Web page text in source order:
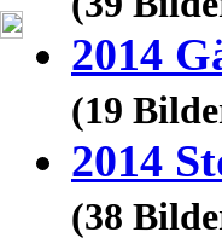
2014
(19
2014
(38